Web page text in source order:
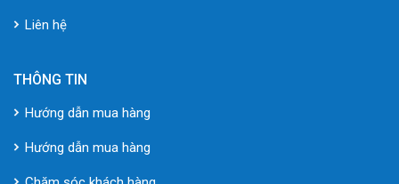
Liên hệ
THÔNG TIN
Hướng dẫn mua hàng
Hướng dẫn mua hàng